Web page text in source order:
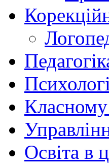
Класному
Освіта в